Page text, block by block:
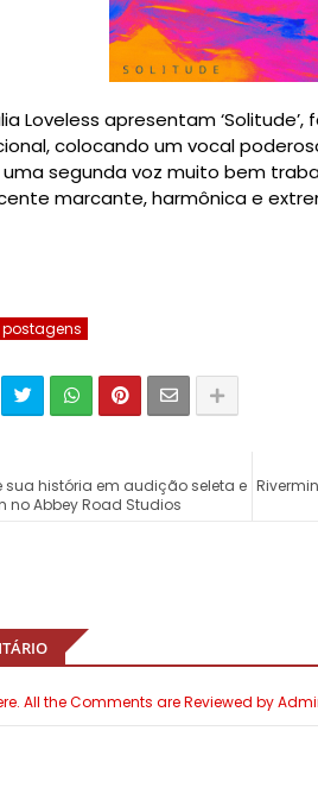
Loveless apresentam
colocando um vocal
segunda voz muito bem
marcante, harmônica e
postagens
sua história em audição seleta e
Abbey Road Studios
All the Comments are Reviewed by